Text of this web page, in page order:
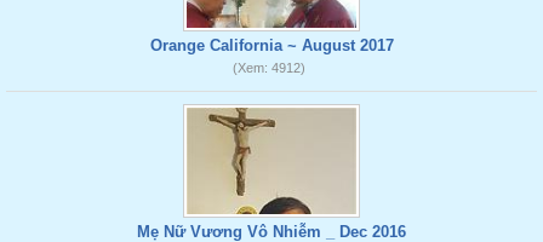
Orange California ~ August 2017
(Xem: 4912)
Mẹ Nữ Vương Vô Nhiễm _ Dec 2016